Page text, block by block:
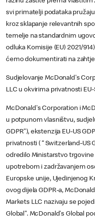
svi primatelji podataka
kroz sklapanje relevantnih
temelje na standardnim
odluka Komisije (EU) 2021/
ćemo dokumentirati na
Sudjelovanje McDonald's
LLC u okvirima privatnosti
McDonald's Corporation i
u potpunom vlasništvu,
GDPR"), ekstenzija EU-US
privatnosti ( “ Switzerland-US
odredilo Ministarstvo trgovine
upotrebom i zadržavanjem
Europske unije, Ujedinjenog
ovog dijela GDPR-a,
Markets LLC nazivaju se
Global". McDonald's Global